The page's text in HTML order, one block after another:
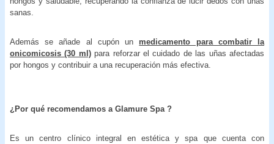
sanas.
Además se añade al cupón un medicamento para combatir la
onicomicosis (30 ml)para reforzar el cuidado de las uñas afectadas
por hongos y contribuir a una recuperación más efectiva.
¿Por qué recomendamos a Glamure Spa ?
Es un centro clínico integral en estética y spa que cuenta con